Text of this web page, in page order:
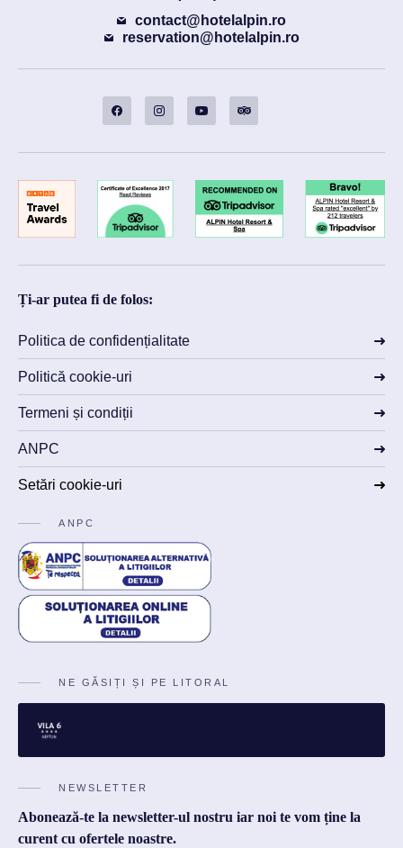
contact@hotelalpin.ro
reservation@hotelalpin.ro
Ți-ar putea fi de folos:
Politica de confidențialitate
Politică cookie-uri
Termeni și condiții
ANPC
Setări cookie-uri
ANPC
NE GĂSIȚI ȘI PE LITORAL
NEWSLETTER
Abonează-te la newsletter-ul nostru iar noi te vom ține la
curent cu ofertele noastre.